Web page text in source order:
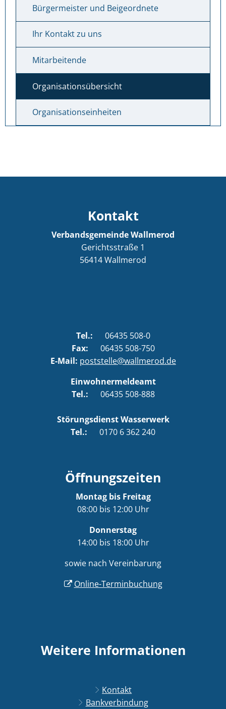
Bürgermeister und Beigeordnete
Ihr Kontakt zu uns
Mitarbeitende
Organisationsübersicht
Organisationseinheiten
Kontakt
Verbandsgemeinde Wallmerod
Gerichtsstraße 1
56414Wallmerod
Tel.:
06435 508-0
Fax: 06435 508-750
E-Mail: poststelle@wallmerod.de
Einwohnermeldeamt
Tel.: 06435 508-888
Störungsdienst Wasserwerk
Tel.: 0170 6 362 240
Öffnungszeiten
Montag bis Freitag
08:00 bis 12:00 Uhr
Donnerstag
14:00 bis 18:00 Uhr
sowie nach Vereinbarung
Online-Terminbuchung
Weitere Informationen
Kontakt
Bankverbindung